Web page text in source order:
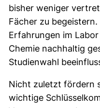
bisher weniger
Fächer zu
Erfahrungen im
Chemie nachhaltig
Studienwahl
Nicht zuletzt fördern
wichtige